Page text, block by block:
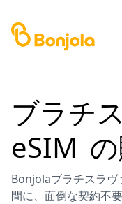
ブラチ
eSIM
Bonjolaブラチスラヴ
間に、面倒な契約不